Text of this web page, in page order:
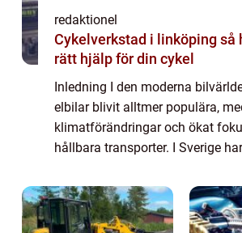
redaktionel
Cykelverkstad i linköping så hittar du
rätt hjälp för din cykel
Inledning I den moderna
elbilar blivit alltmer populära,
klimatförändringar och ökat
hållbara transporter. I Sverige har
senaste åren. Denna artikel
en insiktsfu...